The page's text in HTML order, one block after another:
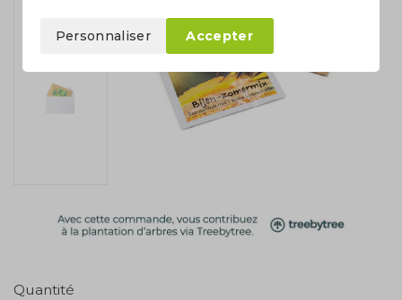
Quantité
Personnaliser Accepter